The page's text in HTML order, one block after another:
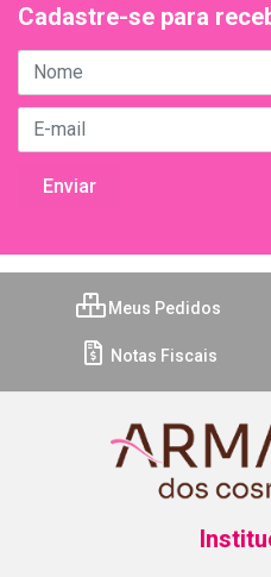
Cadastre-se para
Meus Pedidos
Notas Fiscais